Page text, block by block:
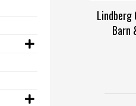
Lindberg
Barn